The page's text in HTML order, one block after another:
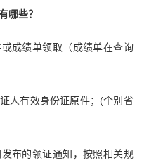
哪些？
成绩单领取（成绩单在查询
人有效身份证原件；(个别省
布的领证通知，按照相关规